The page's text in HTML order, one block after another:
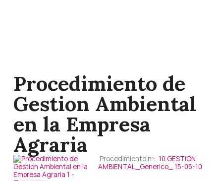
Procedimiento de
Gestion Ambiental
en la Empresa
Agraria
Procedimiento nº: 10.GESTION
AMBIENTAL_Generico_ 15-05-10